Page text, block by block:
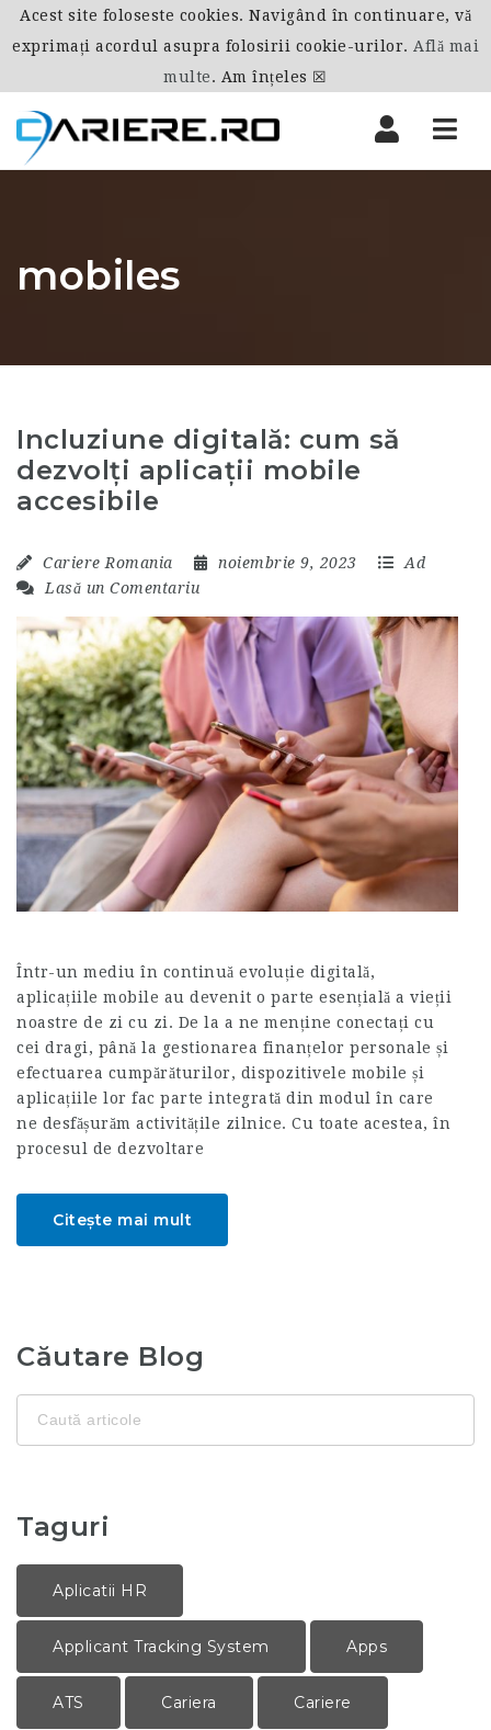
mobiles
Incluziune digitală: cum să
dezvolți aplicații mobile
accesibile
Cariere Romania noiembrie 9, 2023
Ad
Lasă un Comentariu
Într-un mediu în continuă evoluție digitală,
aplicațiile mobile au devenit o parte esențială a vieții
noastre de zi cu zi. De la a ne menține conectați cu
cei dragi, până la gestionarea finanțelor personale și
efectuarea cumpărăturilor, dispozitivele mobile și
aplicațiile lor fac parte integrată din modul în care
ne desfășurăm activitățile zilnice. Cu toate acestea, în
procesul de dezvoltare
Citește mai mult
Căutare Blog
pentru:
Taguri
Aplicatii HR
Applicant Tracking System Apps
ATS Cariera Cariere
Acest site foloseste cookies. Navigând în continuare, vă
exprimați acordul asupra folosirii cookie-urilor. Află mai
multe. Am înțeles ☒